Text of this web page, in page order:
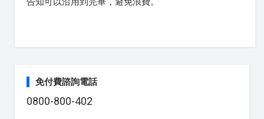
免付費諮詢電話
0800-800-402